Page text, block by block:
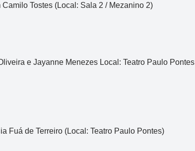
Tostes (Local: Sala 2 / Mezanino 2)
e Jayanne Menezes Local: Teatro Paulo Pontes
Fuá de Terreiro (Local: Teatro Paulo Pontes)
R$ 2.000.000